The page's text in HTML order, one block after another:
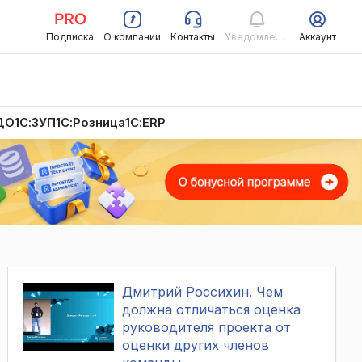
Подписка О компании Контакты Уведомления Аккаунт
1С:ЗУП1С:Розница1С:ERP
Дмитрий Россихин. Чем
должна отличаться оценка
руководителя проекта от
оценки других членов